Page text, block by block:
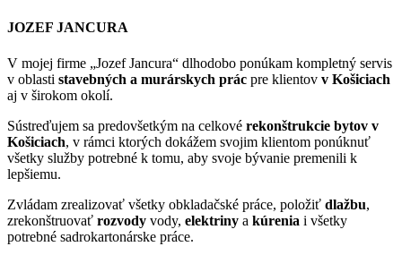
JOZEF JANCURA
V mojej firme „Jozef Jancura“ dlhodobo ponúkam kompletný servis
v oblasti stavebných a murárskych prác pre klientov v Košiciach
aj v širokom okolí.
Sústreďujem sa predovšetkým na celkové rekonštrukcie bytov v
Košiciach, v rámci ktorých dokážem svojim klientom ponúknuť
všetky služby potrebné k tomu, aby svoje bývanie premenili k
lepšiemu.
Zvládam zrealizovať všetky obkladačské práce, položiť dlažbu,
zrekonštruovať rozvody vody, elektriny a kúrenia i všetky
potrebné sadrokartonárske práce.